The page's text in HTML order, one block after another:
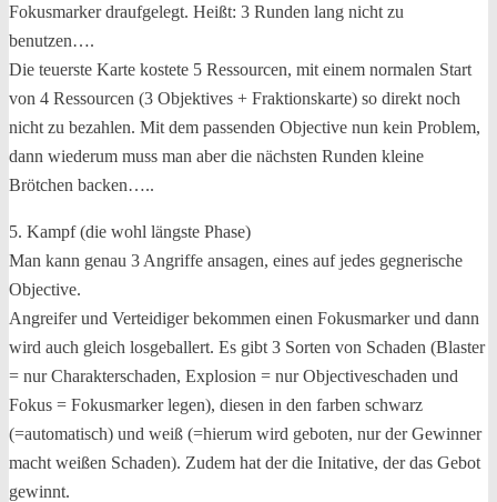
Fokusmarker draufgelegt. Heißt: 3 Runden lang nicht zu
benutzen….
Die teuerste Karte kostete 5 Ressourcen, mit einem normalen Start
von 4 Ressourcen (3 Objektives + Fraktionskarte) so direkt noch
nicht zu bezahlen. Mit dem passenden Objective nun kein Problem,
dann wiederum muss man aber die nächsten Runden kleine
Brötchen backen…..
5. Kampf (die wohl längste Phase)
Man kann genau 3 Angriffe ansagen, eines auf jedes gegnerische
Objective.
Angreifer und Verteidiger bekommen einen Fokusmarker und dann
wird auch gleich losgeballert. Es gibt 3 Sorten von Schaden (Blaster
= nur Charakterschaden, Explosion = nur Objectiveschaden und
Fokus = Fokusmarker legen), diesen in den farben schwarz
(=automatisch) und weiß (=hierum wird geboten, nur der Gewinner
macht weißen Schaden). Zudem hat der die Initative, der das Gebot
gewinnt.